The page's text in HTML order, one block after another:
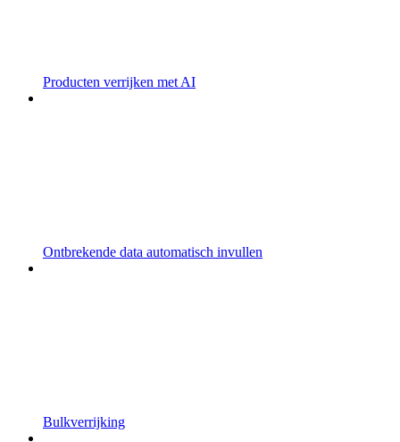
Producten verrijken met AI
Ontbrekende data automatisch invullen
Bulkverrijking